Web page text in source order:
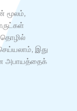
மூலம்,
தொழில்
இது
அபாயத்தைக்